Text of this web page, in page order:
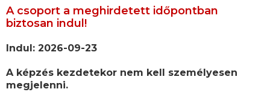
A csoport a meghirdetett időpontban
biztosan indul!
Indul: 2026-09-23
A képzés kezdetekor nem kell személyesen
megjelenni.